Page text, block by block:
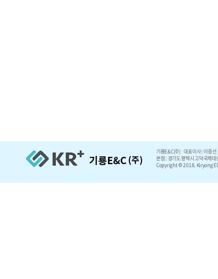
기룡E&C(주) 대표이사 : 이중
본점 : 경기도 평택시 고덕국
Copyright © 2018. Kiryong